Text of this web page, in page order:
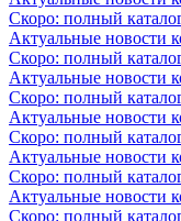
Скоро: полный
Актуальные новости
Скоро: полный
Актуальные новости
Скоро: полный
Актуальные новости
Скоро: полный
Актуальные новости
Скоро: полный
Актуальные новости
Скоро: полный